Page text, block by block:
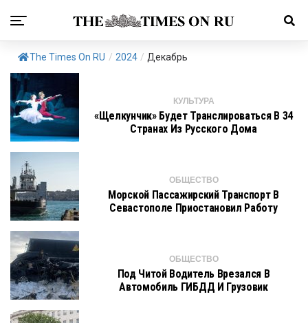
The Times On RU / 2024 / Декабрь
КУЛЬТУРА
«Щелкунчик» Будет Транслироваться В 34
Странах Из Русского Дома
ОБЩЕСТВО
Морской Пассажирский Транспорт В
Севастополе Приостановил Работу
ОБЩЕСТВО
Под Читой Водитель Врезался В
Автомобиль ГИБДД И Грузовик